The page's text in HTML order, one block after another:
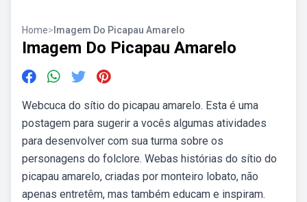
Home> Imagem Do Picapau Amarelo
Imagem Do Picapau Amarelo
Webcuca do sítio do picapau amarelo. Esta é uma
postagem para sugerir a vocês algumas atividades
para desenvolver com sua turma sobre os
personagens do folclore. Webas histórias do sítio do
picapau amarelo, criadas por monteiro lobato, não
apenas entretêm, mas também educam e inspiram.